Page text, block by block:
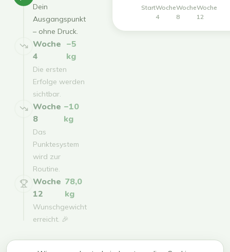
Dein
Ausgangspunkt
– ohne Druck.
Woche
4
−5
kg
Die ersten
Erfolge werden
sichtbar.
Woche
8
−10
kg
Das
Punktesystem
wird zur
Routine.
Woche
12
78,0
kg
Wunschgewicht
erreicht. 🎉
StartWoche
4
Woche
8
Woche
12